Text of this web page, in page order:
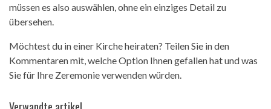
müssen es also auswählen, ohne ein einziges Detail zu
übersehen.
Möchtest du in einer Kirche heiraten? Teilen Sie in den
Kommentaren mit, welche Option Ihnen gefallen hat und was
Sie für Ihre Zeremonie verwenden würden.